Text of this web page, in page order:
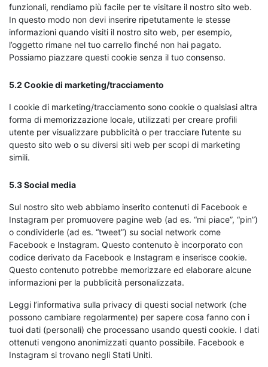
funzionali, rendiamo più facile per te visitare il nostro sito web.
In questo modo non devi inserire ripetutamente le stesse
informazioni quando visiti il nostro sito web, per esempio,
l’oggetto rimane nel tuo carrello finché non hai pagato.
Possiamo piazzare questi cookie senza il tuo consenso.
5.2 Cookie di marketing/tracciamento
I cookie di marketing/tracciamento sono cookie o qualsiasi altra
forma di memorizzazione locale, utilizzati per creare profili
utente per visualizzare pubblicità o per tracciare l’utente su
questo sito web o su diversi siti web per scopi di marketing
simili.
5.3 Social media
Sul nostro sito web abbiamo inserito contenuti di Facebook e
Instagram per promuovere pagine web (ad es. “mi piace”, “pin”)
o condividerle (ad es. “tweet”) su social network come
Facebook e Instagram. Questo contenuto è incorporato con
codice derivato da Facebook e Instagram e inserisce cookie.
Questo contenuto potrebbe memorizzare ed elaborare alcune
informazioni per la pubblicità personalizzata.
Leggi l’informativa sulla privacy di questi social network (che
possono cambiare regolarmente) per sapere cosa fanno con i
tuoi dati (personali) che processano usando questi cookie. I dati
ottenuti vengono anonimizzati quanto possibile. Facebook e
Instagram si trovano negli Stati Uniti.